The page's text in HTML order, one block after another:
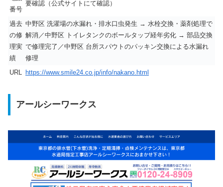
番号
要確認（公式サイトにて確認）
過去
の修
理実
績
中野区 洗濯場の水漏れ・排水口虫発生 → 水栓交換・薬剤処理で
解消／中野区 トイレタンクのボールタップ経年劣化 → 部品交換
で修理完了／中野区 台所スパウトのパッキン交換による水漏れ
修理
URL
https://www.smile24.co.jp/info/nakano.html
アールシーワークス